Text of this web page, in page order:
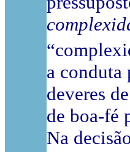
a conduta
deveres
de boa-fé
Na